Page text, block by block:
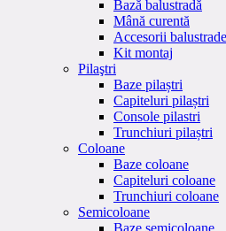
Bază balustradă
Mână curentă
Accesorii balustrade
Kit montaj
Pilaştri
Baze pilaștri
Capiteluri pilaștri
Console pilastri
Trunchiuri pilaștri
Coloane
Baze coloane
Capiteluri coloane
Trunchiuri coloane
Semicoloane